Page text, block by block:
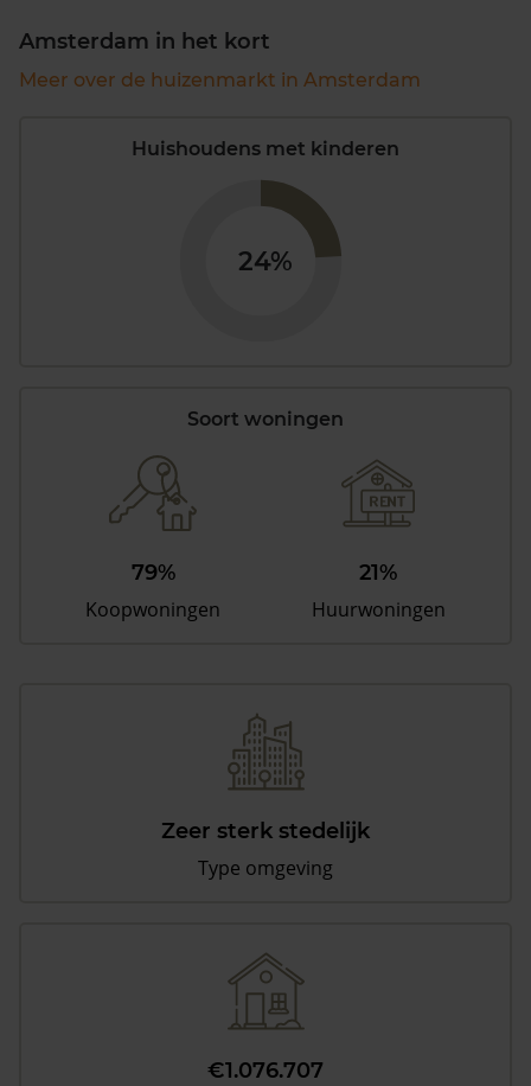
Amsterdam in het kort
Meer over de huizenmarkt in Amsterdam
Huishoudens met kinderen
24%
Soort woningen
79%
Koopwoningen
21%
Huurwoningen
Zeer sterk stedelijk
Type omgeving
€1.076.707